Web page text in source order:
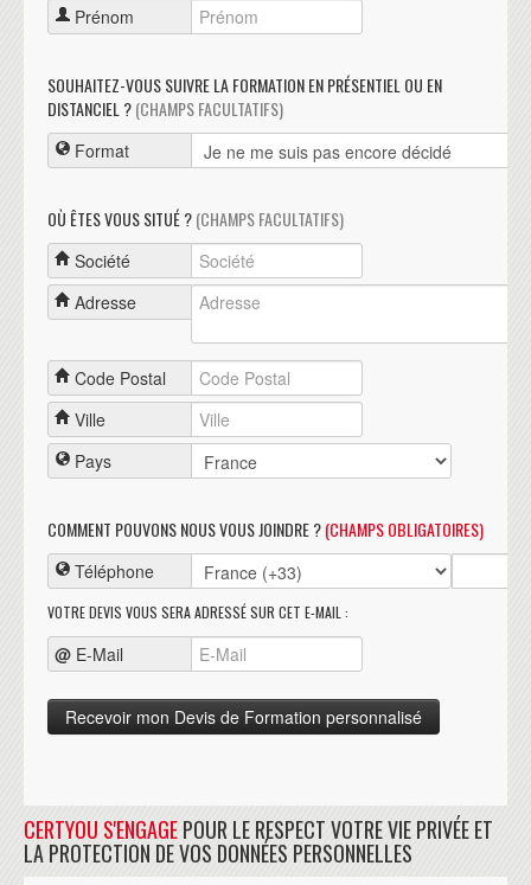
Prénom
SOUHAITEZ-VOUS SUIVRE LA FORMATION EN PRÉSENTIEL OU EN
DISTANCIEL ?(CHAMPS FACULTATIFS)
Format
OÙ ÊTES VOUS SITUÉ ?(CHAMPS FACULTATIFS)
Société
Adresse
Code Postal
Ville
Pays
COMMENT POUVONS NOUS VOUS JOINDRE ?(CHAMPS OBLIGATOIRES)
Téléphone
VOTRE DEVIS VOUS SERA ADRESSÉ SUR CET E-MAIL :
@ E-Mail
CERTYOU S'ENGAGEPOUR LE RESPECT VOTRE VIE PRIVÉE ET
LA PROTECTION DE VOS DONNÉES PERSONNELLES